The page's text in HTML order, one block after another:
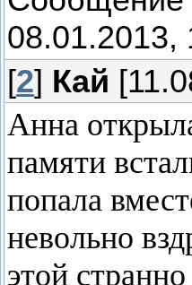
08.01.2013,
[2] Кай
Анна
памяти
попала
невольно
этой